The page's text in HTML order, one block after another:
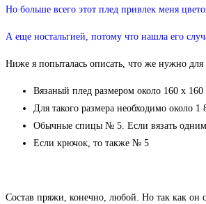
Но больше всего этот плед привлек меня
А еще ностальгией, потому что нашла его
Ниже я попыталась описать, что же нужно для
Вязаный плед размером около 160 х 160
Для такого размера необходимо около 1
Обычные спицы № 5. Если вязать
Если крючок, то также № 5
Состав пряжи, конечно, любой. Но так как он